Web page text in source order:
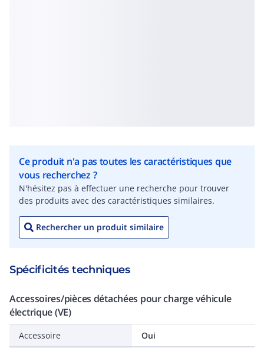
Ce produit n'a pas toutes les caractéristiques que
vous recherchez ?
N'hésitez pas à effectuer une recherche pour trouver
des produits avec des caractéristiques similaires.
Rechercher un produit similaire
Spécificités techniques
Accessoires/pièces détachées pour charge véhicule
électrique (VE)
Accessoire Oui